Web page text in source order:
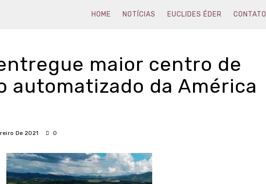
HOME NOTÍCIAS EUCLIDES ÉDER CONTATO
maior centro de
automatizado da América
De 2021 0